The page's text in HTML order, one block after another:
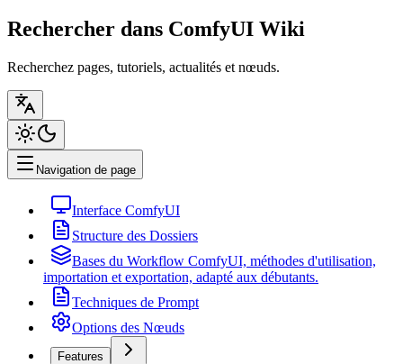
Rechercher dans ComfyUI Wiki
Recherchez pages, tutoriels, actualités et nœuds.
Navigation de page
Interface ComfyUI
Structure des Dossiers
Bases du Workflow ComfyUI, méthodes d'utilisation,
importation et exportation, adapté aux débutants.
Techniques de Prompt
Options des Nœuds
Features